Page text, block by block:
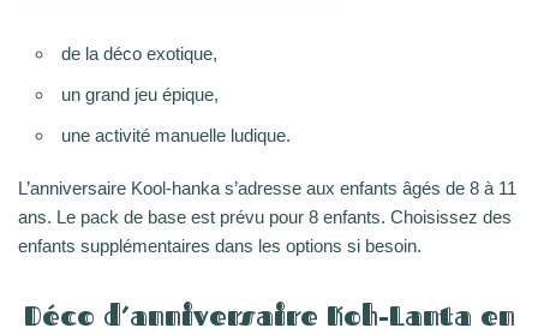
de la déco exotique,
un grand jeu épique,
une activité manuelle ludique.
L’anniversaire Kool-hanka s’adresse aux enfants âgés de 8 à 11
ans. Le pack de base est prévu pour 8 enfants. Choisissez des
enfants supplémentaires dans les options si besoin.
Déco d’anniversaire Koh-Lanta en